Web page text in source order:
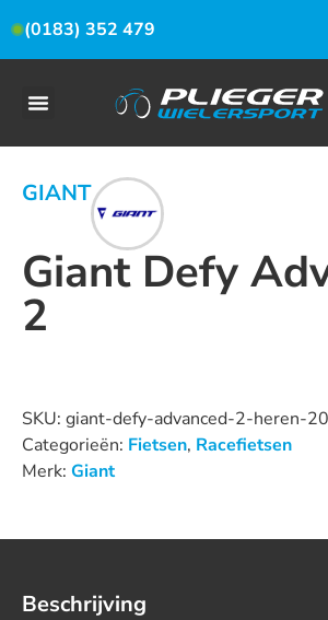
(0183) 352 479
GIANT
Giant Defy
2
SKU: giant-defy-advanced-2-heren-
Categorieën: Fietsen, Racefietsen
Merk: Giant
Beschrijving